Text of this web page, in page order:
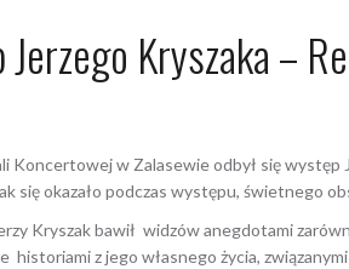
Kryszaka –
Koncertowej w Zalasewie odbył się występ
się okazało podczas występu, świetnego
Kryszak bawił widzów anegdotami
historiami z jego własnego życia,